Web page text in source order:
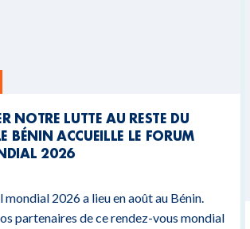
NOTRE LUTTE AU RESTE DU
BÉNIN ACCUEILLE LE FORUM
2026
mondial 2026 a lieu en août au Bénin.
partenaires de ce rendez-vous mondial